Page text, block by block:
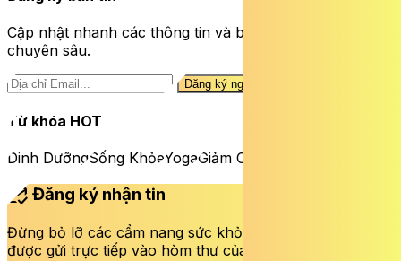
Cập nhật nhanh các thông tin và bài viết sức khỏe
chuyên sâu.
Đăng ký ngay
Từ khóa HOT
Dinh DưỡngSống KhỏeYogaGiảm Cân
mark_email_read Đăng ký nhận tin
Đừng bỏ lỡ các cẩm nang sức khỏe và bài viết mới nhất
được gửi trực tiếp vào hòm thư của bạn mỗi tuần.